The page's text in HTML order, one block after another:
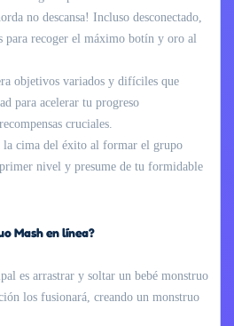
no descansa! Incluso desconectado,
para recoger el máximo botín y oro al
objetivos variados y difíciles que
para acelerar tu progreso
cruciales.
la cima del éxito al formar el grupo
nivel y presume de tu formidable
Mash en línea?
es arrastrar y soltar un bebé monstruo
los fusionará, creando un monstruo